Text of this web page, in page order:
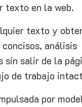
texto en la web.
texto y
análisis
sin salir de la
de trabajo
por